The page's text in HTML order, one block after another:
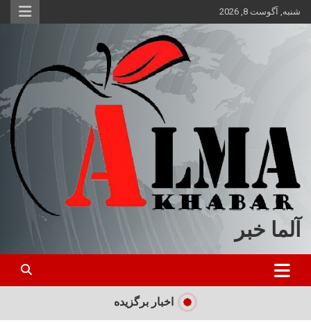
محتوا
شنبه, آگوست 8, 2026
آلما خبر
اخبار برگزیده